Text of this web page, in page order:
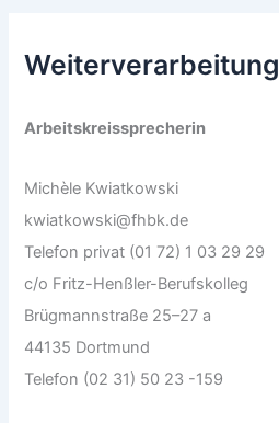
Weiterverarbeitung
Arbeitskreissprecherin
Michèle Kwiatkowski
kwiatkowski@fhbk.de
Telefon privat (01 72) 1 03 29 29
c/o Fritz-Henßler-Berufskolleg
Brügmannstraße 25–27 a
44135 Dortmund
Telefon (02 31) 50 23 -159